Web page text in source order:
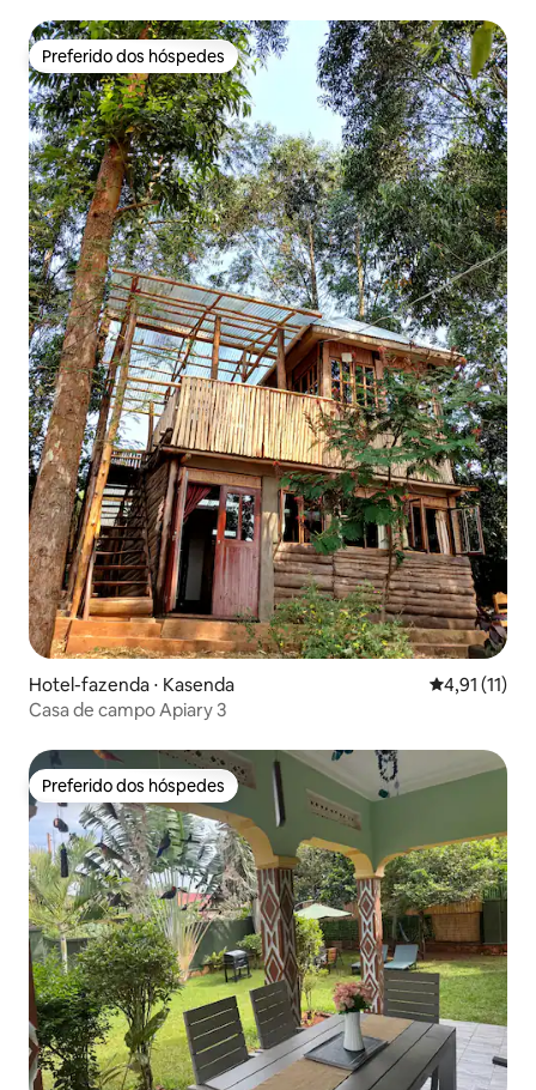
Preferido dos hóspedes
Preferido dos hóspedes
Hotel-fazenda ⋅ Kasenda 4,91 de uma
4,91 (11)
Casa de campo Apiary 3
Preferido dos hóspedes
Preferido dos hóspedes